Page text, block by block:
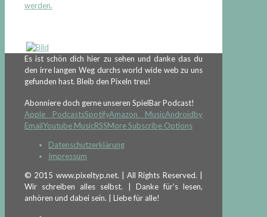
werden.
Es ist schön dich hier zu sehen und danke das du
den irre langen Weg durchs world wide web zu uns
gefunden hast. Bleib den Pixeln treu!
Abonniere doch gerne unseren SpielBar Podcast!
Apple PodcastsSpotifyAmazon MusicAndroidby
EmailYoutube MusicRSSMore Subscribe Options
Datenschutzerklärung
Impressum
© 2015 www.pixeltyp.net. | All Rights Reserved. |
Wir schreiben alles selbst. | Danke für's lesen,
anhören und dabei sein. | Liebe für alle!